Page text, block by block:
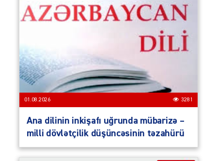
01.08.2026 3281
Ana dilinin inkişafı uğrunda mübarizə –
milli dövlətçilik düşüncəsinin təzahürü